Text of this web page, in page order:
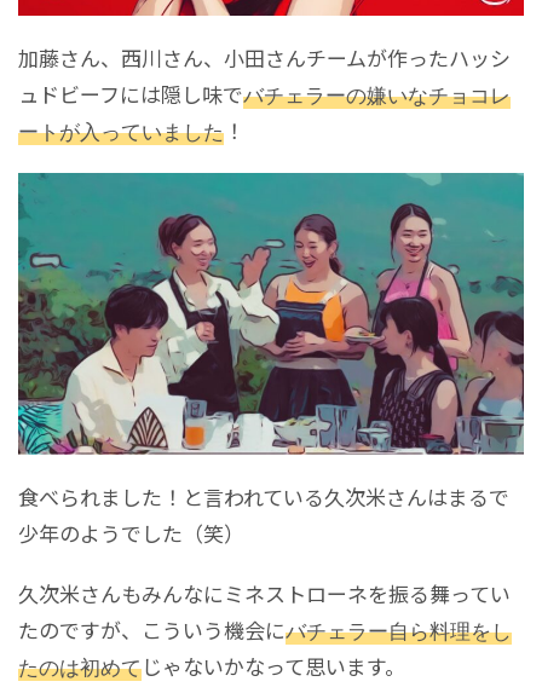
加藤さん、西川さん、小田さんチームが作ったハッシ
ュドビーフには隠し味でバチェラーの嫌いなチョコレ
ートが入っていました ！
食べられました！と言われている久次米さんはまるで
少年のようでした（笑）
久次米さんもみんなにミネストローネを振る舞ってい
たのですが、こういう機会にバチェラー自ら料理をし
たのは初めてじゃないかなって思います。